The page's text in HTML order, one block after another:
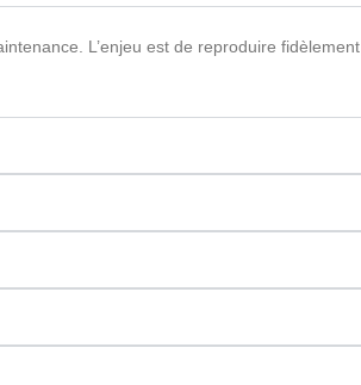
L’enjeu est de reproduire fidèlement